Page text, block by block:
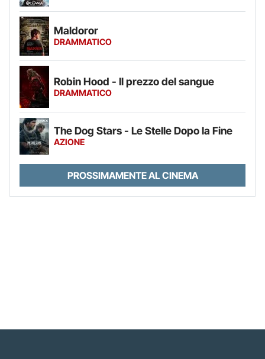
Maldoror
DRAMMATICO
Robin Hood - Il prezzo del sangue
DRAMMATICO
The Dog Stars - Le Stelle Dopo la Fine
AZIONE
PROSSIMAMENTE AL CINEMA